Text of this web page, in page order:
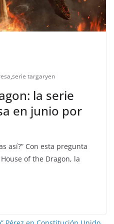
,serie targaryen
la serie
en junio por
así?” Con esta pregunta
of the Dragon, la